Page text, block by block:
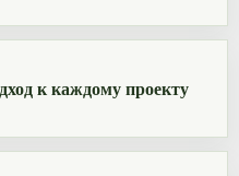
к каждому проекту